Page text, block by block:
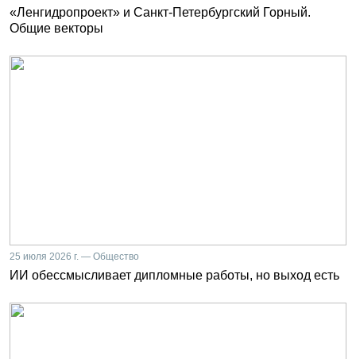
«Ленгидропроект» и Санкт-Петербургский Горный.
Общие векторы
25 июля 2026 г. — Общество
ИИ обессмысливает дипломные работы, но выход есть